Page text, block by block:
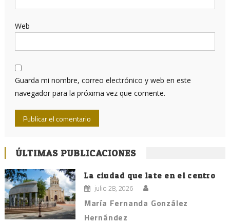
Web
Guarda mi nombre, correo electrónico y web en este
navegador para la próxima vez que comente.
ÚLTIMAS PUBLICACIONES
La ciudad que late en el centro
julio 28, 2026
María Fernanda González
Hernández